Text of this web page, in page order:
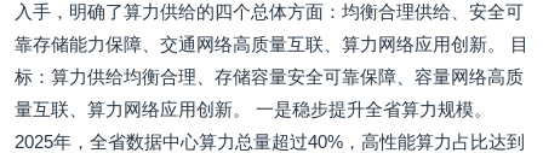
入手，明确了算力供给的四个总体方面：均衡合理供给、安全可
靠存储能力保障、交通网络高质量互联、算力网络应用创新。 目
标：算力供给均衡合理、存储容量安全可靠保障、容量网络高质
量互联、算力网络应用创新。 一是稳步提升全省算力规模。
2025年，全省数据中心算力总量超过40%，高性能算力占比达到